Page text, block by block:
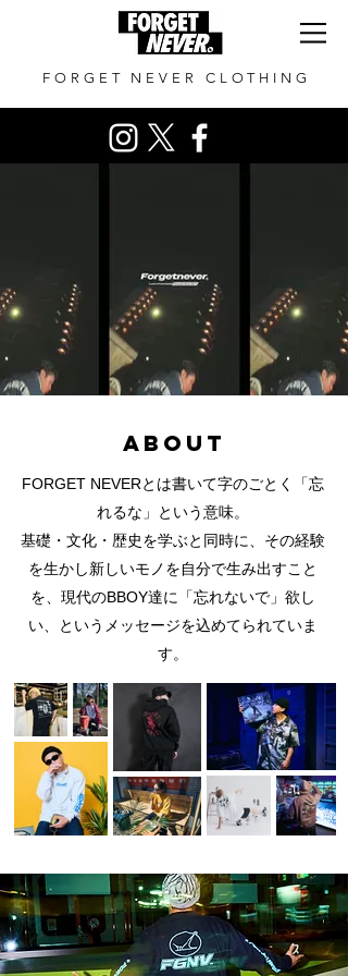
FORGET NEVER CLOTHING
ABOUT
FORGET NEVERとは書いて字のごとく「忘
れるな」という意味。
基礎・文化・歴史を学ぶと同時に、その経験
を生かし新しいモノを自分で生み出すこと
を、現代のBBOY達に「忘れないで」欲し
い、というメッセージを込めてられていま
す。